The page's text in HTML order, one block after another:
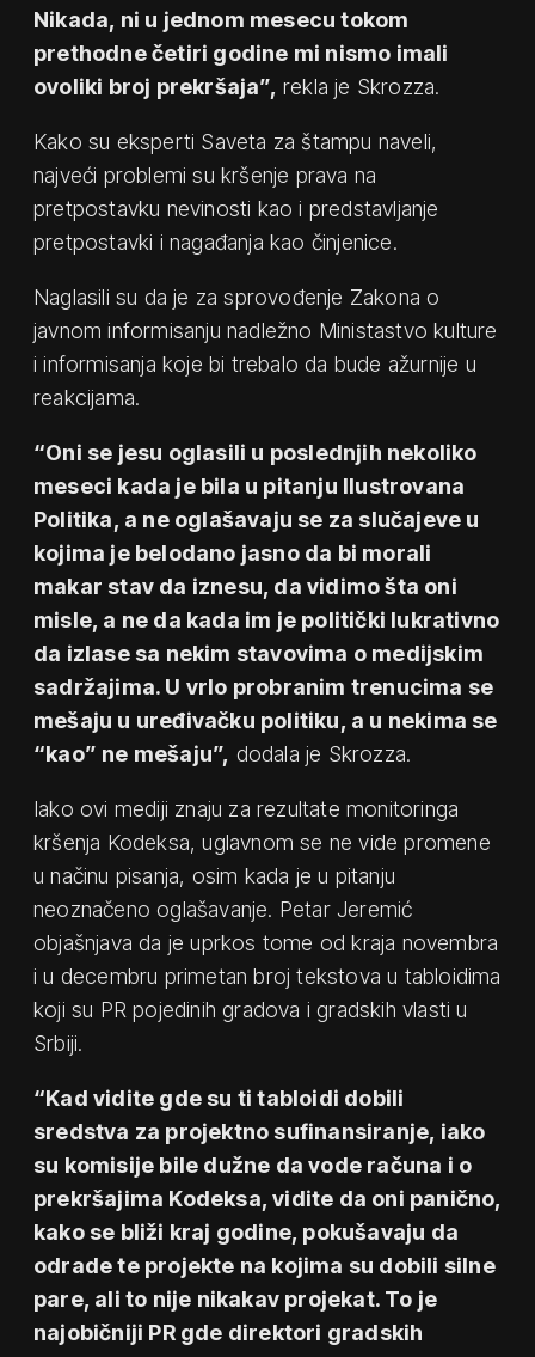
Nikada, ni u jednom mesecu tokom
prethodne četiri godine mi nismo imali
ovoliki broj prekršaja”, rekla je Skrozza.
Kako su eksperti Saveta za štampu naveli,
najveći problemi su kršenje prava na
pretpostavku nevinosti kao i predstavljanje
pretpostavki i nagađanja kao činjenice.
Naglasili su da je za sprovođenje Zakona o
javnom informisanju nadležno Ministastvo kulture
i informisanja koje bi trebalo da bude ažurnije u
reakcijama.
“Oni se jesu oglasili u poslednjih nekoliko
meseci kada je bila u pitanju Ilustrovana
Politika, a ne oglašavaju se za slučajeve u
kojima je belodano jasno da bi morali
makar stav da iznesu, da vidimo šta oni
misle, a ne da kada im je politički lukrativno
da izlase sa nekim stavovima o medijskim
sadržajima. U vrlo probranim trenucima se
mešaju u uređivačku politiku, a u nekima se
“kao” ne mešaju”, dodala je Skrozza.
Iako ovi mediji znaju za rezultate monitoringa
kršenja Kodeksa, uglavnom se ne vide promene
u načinu pisanja, osim kada je u pitanju
neoznačeno oglašavanje. Petar Jeremić
objašnjava da je uprkos tome od kraja novembra
i u decembru primetan broj tekstova u tabloidima
koji su PR pojedinih gradova i gradskih vlasti u
Srbiji.
“Kad vidite gde su ti tabloidi dobili
sredstva za projektno sufinansiranje, iako
su komisije bile dužne da vode računa i o
prekršajima Kodeksa, vidite da oni panično,
kako se bliži kraj godine, pokušavaju da
odrade te projekte na kojima su dobili silne
pare, ali to nije nikakav projekat. To je
najobičniji PR gde direktori gradskih